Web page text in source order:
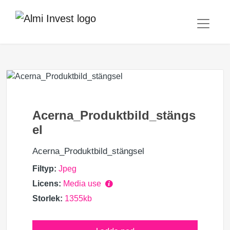
Acerna_Produktbild_stängs
el
Acerna_Produktbild_stängsel
Filtyp: Jpeg
Licens: Media use
Storlek: 1355kb